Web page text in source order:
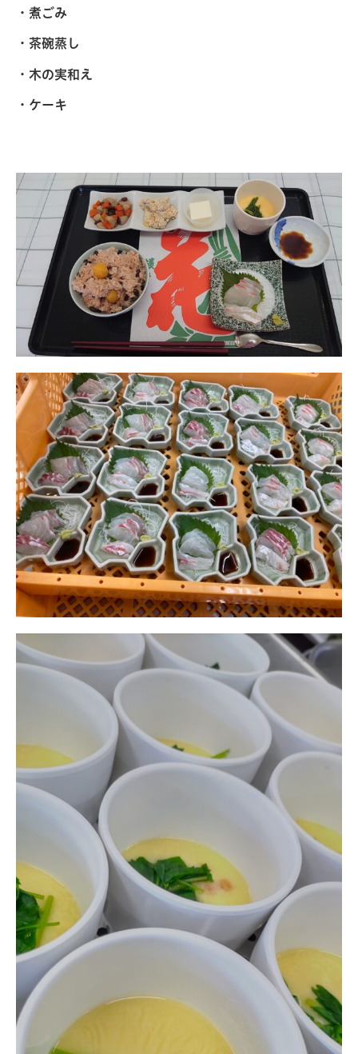
・煮ごみ
・茶碗蒸し
・木の実和え
・ケーキ